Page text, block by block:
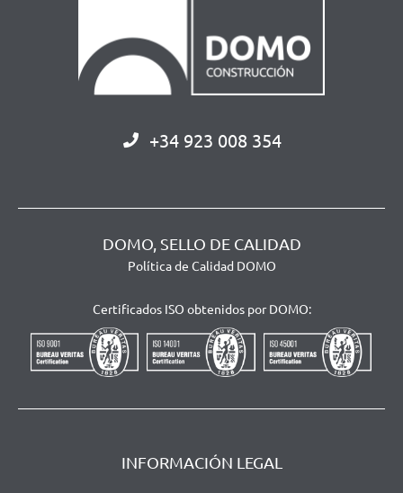
+34 923 008 354
DOMO, SELLO DE CALIDAD
Política de Calidad DOMO
Certificados ISO obtenidos por DOMO:
INFORMACIÓN LEGAL